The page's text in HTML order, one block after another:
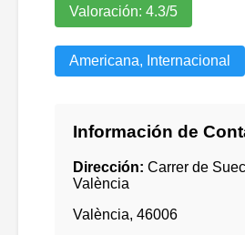
Valoración: 4.3/5
Americana, Internacional
Información de
Dirección: Carrer de
València
València, 46006